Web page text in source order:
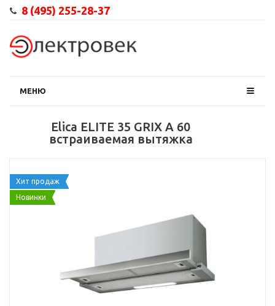
8 (495) 255-28-37
МЕНЮ
Elica ELITE 35 GRIX A 60
встраиваемая вытяжка
Хит продаж
Новинки